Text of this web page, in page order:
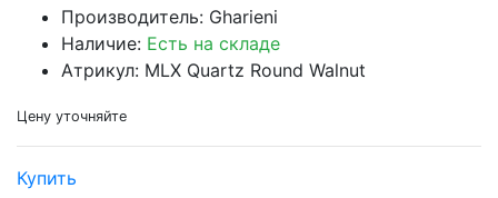
Производитель: Gharieni
Наличие: Есть на складе
Атрикул: MLX Quartz Round Walnut
Цену уточняйте
Купить